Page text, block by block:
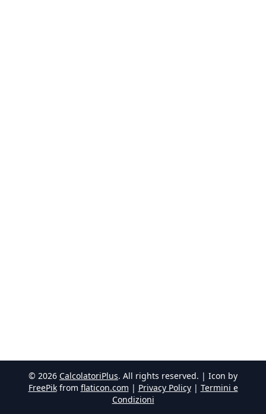
© 2026 CalcolatoriPlus. All rights reserved. | Icon by
FreePik from flaticon.com | Privacy Policy| Termini e
Condizioni